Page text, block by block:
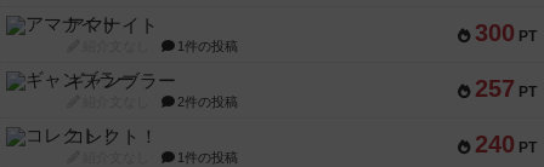
300 PT
アマナイト
1件の投稿
257 PT
ギャンブラー
2件の投稿
240 PT
コレクト！
1件の投稿